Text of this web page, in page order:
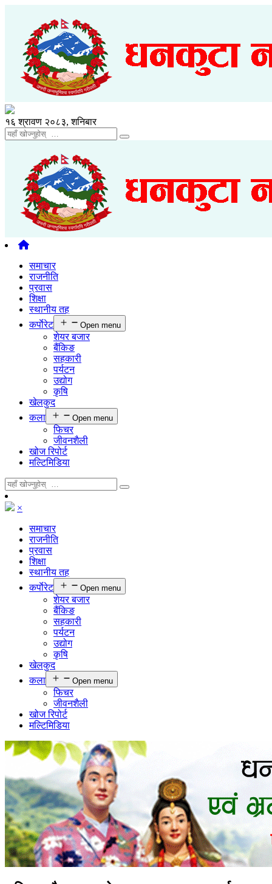
१६ श्रावण २०८३, शनिबार
समाचार
राजनीति
प्रवास
शिक्षा
स्थानीय तह
कर्पाेरेट
Open menu
शेयर बजार
बैंकिङ
सहकारी
पर्यटन
उद्योग
कृषि
खेलकुद
कला
Open menu
फिचर
जीवनशैली
खोज रिपोर्ट
मल्टिमिडिया
×
समाचार
राजनीति
प्रवास
शिक्षा
स्थानीय तह
कर्पाेरेट
Open menu
शेयर बजार
बैंकिङ
सहकारी
पर्यटन
उद्योग
कृषि
खेलकुद
कला
Open menu
फिचर
जीवनशैली
खोज रिपोर्ट
मल्टिमिडिया